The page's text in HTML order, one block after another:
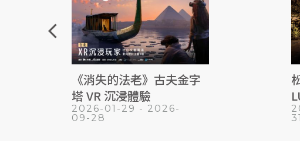
arrow_back_ios
《消失的法老》古夫金字
塔 VR 沉浸體驗
2026-01-29 - 2026-
09-28
31